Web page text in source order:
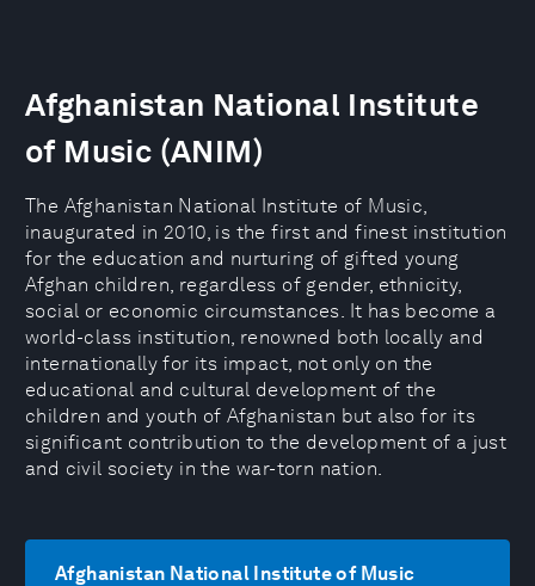
Afghanistan National Institute
of Music (ANIM)
The Afghanistan National Institute of Music,
inaugurated in 2010, is the first and finest institution
for the education and nurturing of gifted young
Afghan children, regardless of gender, ethnicity,
social or economic circumstances. It has become a
world-class institution, renowned both locally and
internationally for its impact, not only on the
educational and cultural development of the
children and youth of Afghanistan but also for its
significant contribution to the development of a just
and civil society in the war-torn nation.
Afghanistan National Institute of Music